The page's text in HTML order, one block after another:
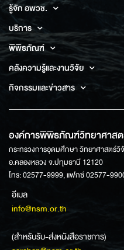
รู้จัก อพวช.
บริการ
พิพิธภัณฑ์
คลังความรู้และงานวิจัย
กิจกรรมและข่าวสาร
องค์การพิพิธภัณฑ์วิทยาศาสต
กระทรวงการอุดมศึกษา วิทยาศาสตร์
อ.คลองหลวง จ.ปทุมธานี 12120
โทร: 02577-9999, แฟกซ์ 02577-
อีเมล
info@nsm.or.th
(สำหรับรับ-ส่งหนังสือราชการ)